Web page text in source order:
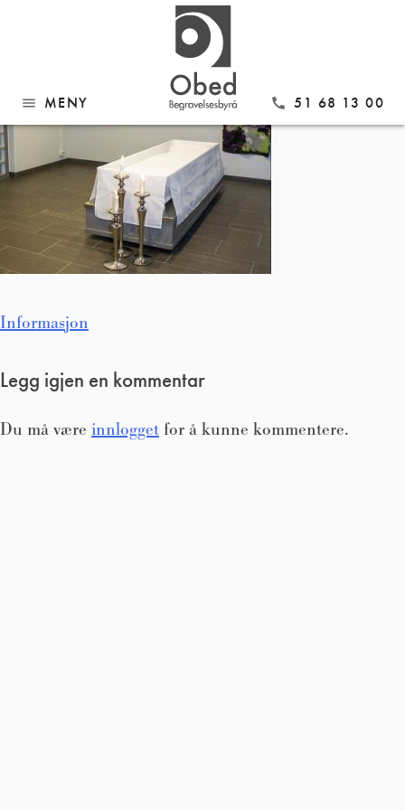
menu MENY call 51 68 13 00
Innleggsnavigasjon
Informasjon
Legg igjen en kommentar
Du må være innlogget for å kunne kommentere.